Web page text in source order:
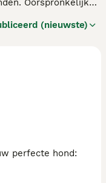
Oorspronkelijk
van dePresa
qua
Daarom is het
(nieuwste)
perfecte hond: